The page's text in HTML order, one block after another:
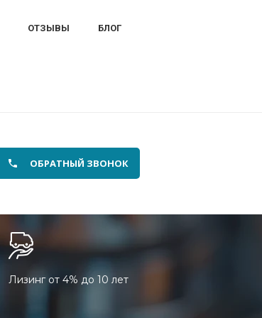
ОТЗЫВЫ БЛОГ
ОБРАТНЫЙ ЗВОНОК
Лизинг от 4% до 10 лет